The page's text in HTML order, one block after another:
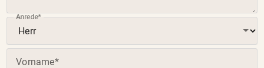
(Pflichtfeld)
Anrede
(Pflichtfeld)
Vorname